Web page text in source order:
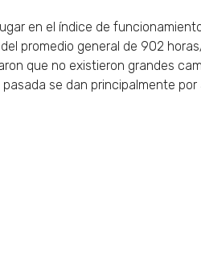
en el índice de
promedio general de 902
que no existieron grandes
se dan principalmente